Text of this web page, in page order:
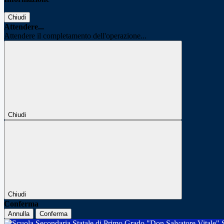
Chiudi
Attendere...
Attendere il completamento dell'operazione...
Chiudi
Chiudi
Conferma
Annulla Conferma